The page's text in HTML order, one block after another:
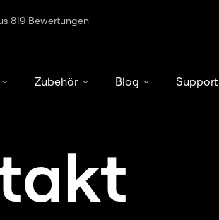
819 Bewertungen
Zubehör Blog Support